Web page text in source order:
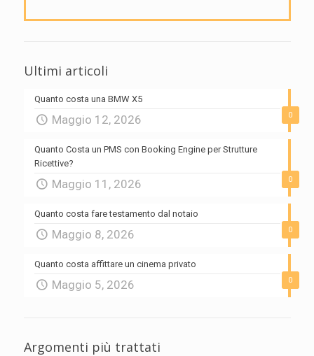
Ultimi articoli
0
Quanto costa una BMW X5
Maggio 12, 2026
0
Quanto Costa un PMS con Booking Engine per Strutture
Ricettive?
Maggio 11, 2026
0
Quanto costa fare testamento dal notaio
Maggio 8, 2026
0
Quanto costa affittare un cinema privato
Maggio 5, 2026
Argomenti più trattati